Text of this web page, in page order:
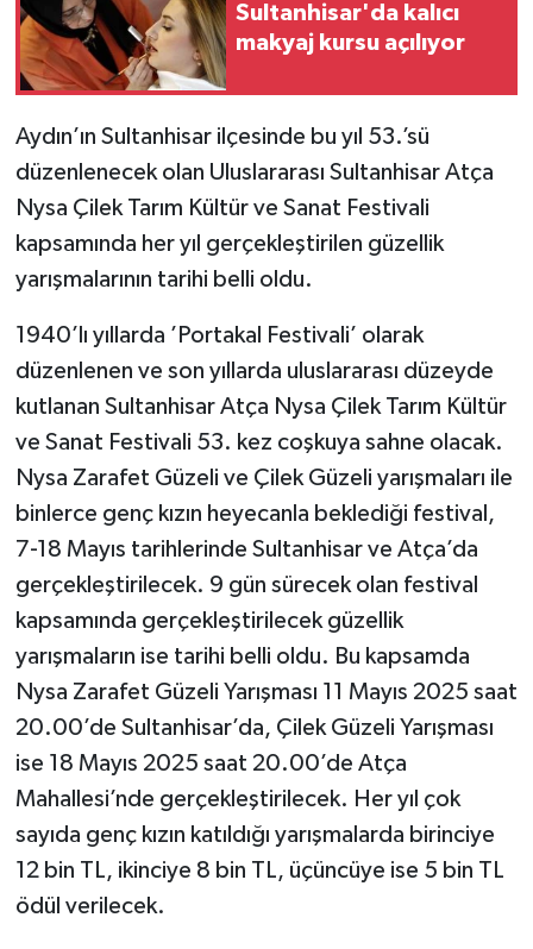
Sultanhisar'da kalıcı
makyaj kursu açılıyor
Aydın’ın Sultanhisar ilçesinde bu yıl 53.’sü
düzenlenecek olan Uluslararası Sultanhisar Atça
Nysa Çilek Tarım Kültür ve Sanat Festivali
kapsamında her yıl gerçekleştirilen güzellik
yarışmalarının tarihi belli oldu.
1940’lı yıllarda ’Portakal Festivali’ olarak
düzenlenen ve son yıllarda uluslararası düzeyde
kutlanan Sultanhisar Atça Nysa Çilek Tarım Kültür
ve Sanat Festivali 53. kez coşkuya sahne olacak.
Nysa Zarafet Güzeli ve Çilek Güzeli yarışmaları ile
binlerce genç kızın heyecanla beklediği festival,
7-18 Mayıs tarihlerinde Sultanhisar ve Atça’da
gerçekleştirilecek. 9 gün sürecek olan festival
kapsamında gerçekleştirilecek güzellik
yarışmaların ise tarihi belli oldu. Bu kapsamda
Nysa Zarafet Güzeli Yarışması 11 Mayıs 2025 saat
20.00’de Sultanhisar’da, Çilek Güzeli Yarışması
ise 18 Mayıs 2025 saat 20.00’de Atça
Mahallesi’nde gerçekleştirilecek. Her yıl çok
sayıda genç kızın katıldığı yarışmalarda birinciye
12 bin TL, ikinciye 8 bin TL, üçüncüye ise 5 bin TL
ödül verilecek.